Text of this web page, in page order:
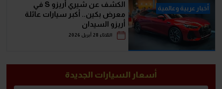
أخبار عربية وعالمية
الكشف عن شيري أريزو S في
معرض بكين.. أكبر سيارات عائلة
أريزو السيدان
الثلاثاء 28 أبريل 2026
أسعار السيارات الجديدة